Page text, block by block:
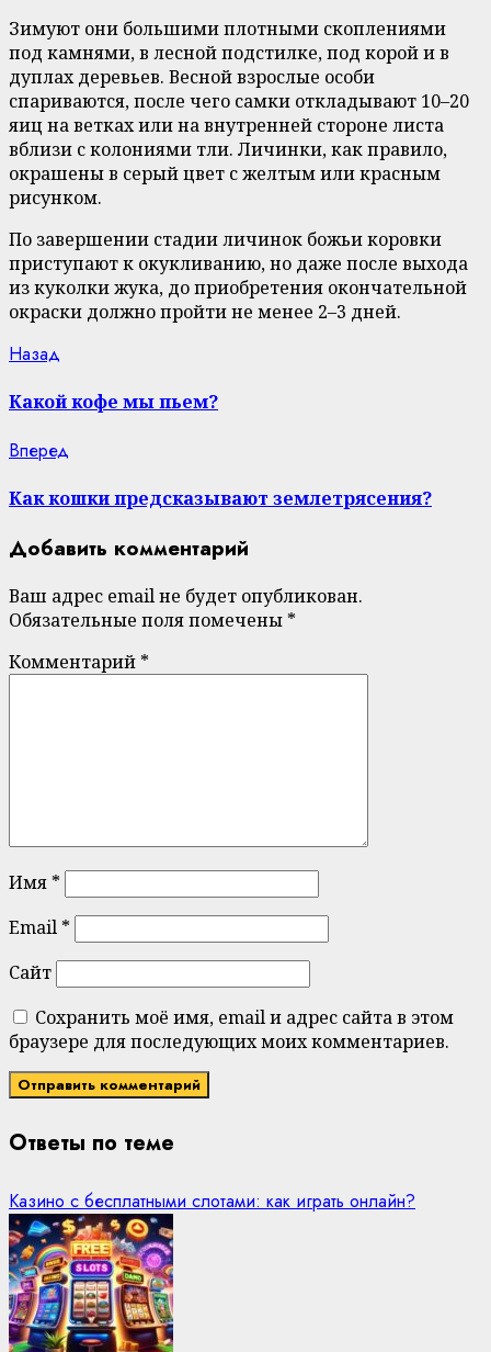
Зимуют они большими плотными скоплениями
под камнями, в лесной подстилке, под корой и в
дуплах деревьев. Весной взрослые особи
спариваются, после чего самки откладывают 10–20
яиц на ветках или на внутренней стороне листа
вблизи с колониями тли. Личинки, как правило,
окрашены в серый цвет с желтым или красным
рисунком.
По завершении стадии личинок божьи коровки
приступают к окукливанию, но даже после выхода
из куколки жука, до приобретения окончательной
окраски должно пройти не менее 2–3 дней.
Continue
Reading
Назад
Какой кофе мы пьем?
Вперед
Как кошки предсказывают землетрясения?
Добавить комментарий
Ваш адрес email не будет опубликован.
Обязательные поля помечены *
Комментарий *
Имя *
Email *
Сайт
Сохранить моё имя, email и адрес сайта в этом
браузере для последующих моих комментариев.
Ответы по теме
Казино с бесплатными слотами: как играть онлайн?